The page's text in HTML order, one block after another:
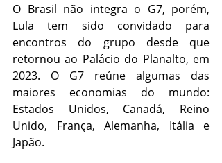
O Brasil não integra o G7, porém,
Lula tem sido convidado para
encontros do grupo desde que
retornou ao Palácio do Planalto, em
2023. O G7 reúne algumas das
Estados Unidos, Canadá, Reino
Unido, França, Alemanha, Itália e
Japão.